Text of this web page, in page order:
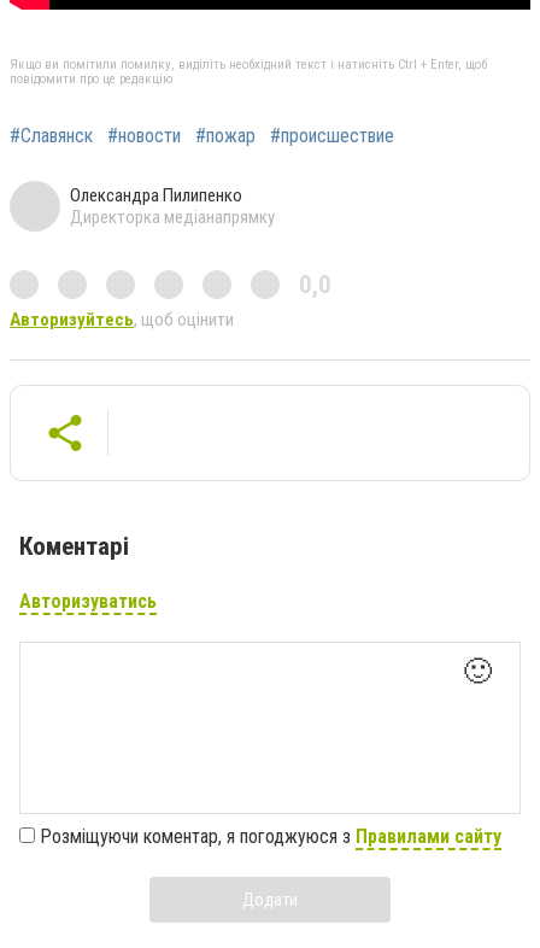
Якщо ви помітили помилку, виділіть необхідний текст і натисніть Ctrl + Enter, щоб
повідомити про це редакцію
#Славянск #новости #пожар #происшествие
Олександра Пилипенко
Директорка медіанапрямку
0,0
Авторизуйтесь, щоб оцінити
Коментарі
Авторизуватись
🙂
Розміщуючи коментар, я погоджуюся з Правилами сайту
Додати